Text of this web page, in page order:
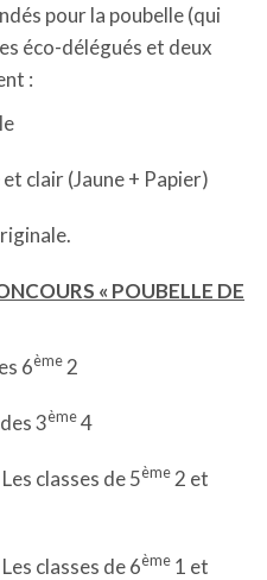
pour la poubelle (qui
éco-délégués et deux
:
clair (Jaune + Papier)
« POUBELLE DE
6ème 2
3ème4
classes de 5ème 2 et
classes de 6ème 1 et